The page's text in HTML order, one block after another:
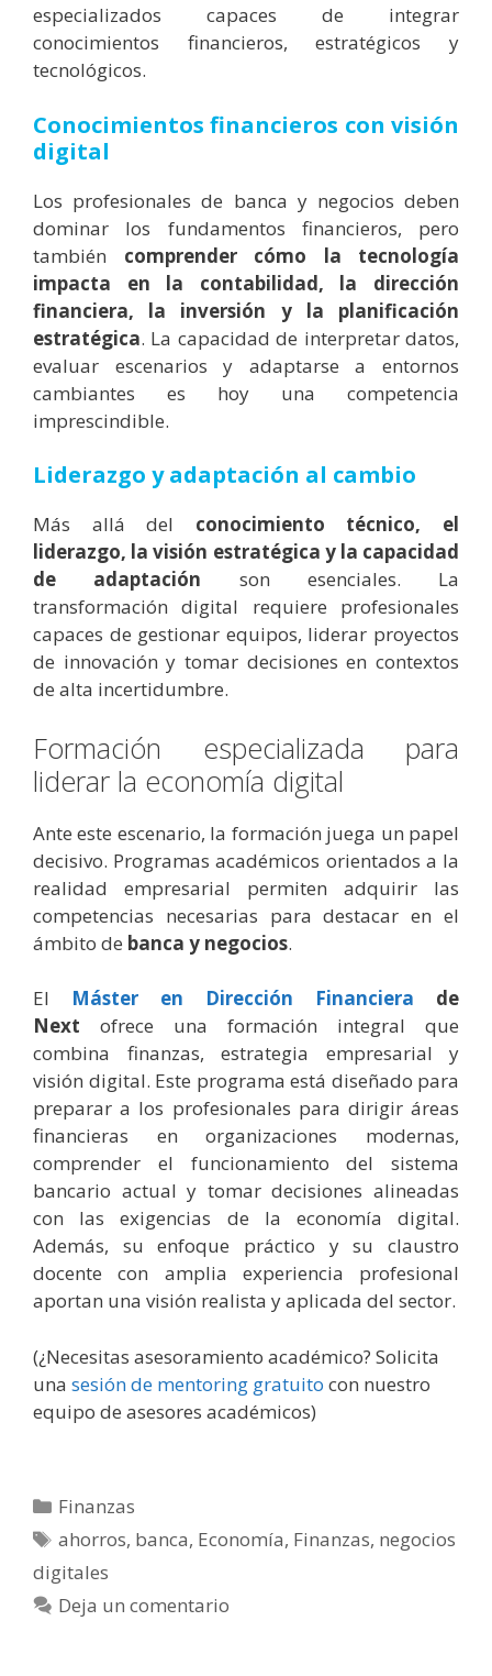
especializados capaces de integrar
conocimientos financieros, estratégicos y
tecnológicos.
Conocimientos financieros con visión
digital
Los profesionales de banca y negocios deben
dominar los fundamentos financieros, pero
también comprender cómo la tecnología
impacta en la contabilidad, la dirección
financiera, la inversión y la planificación
estratégica. La capacidad de interpretar datos,
evaluar escenarios y adaptarse a entornos
cambiantes es hoy una competencia
imprescindible.
Liderazgo y adaptación al cambio
Más allá del conocimiento técnico, el
liderazgo, la visión estratégica y la capacidad
de adaptación son esenciales. La
transformación digital requiere profesionales
capaces de gestionar equipos, liderar proyectos
de innovación y tomar decisiones en contextos
de alta incertidumbre.
Formación especializada para
liderar la economía digital
Ante este escenario, la formación juega un papel
decisivo. Programas académicos orientados a la
realidad empresarial permiten adquirir las
competencias necesarias para destacar en el
ámbito de banca y negocios.
El Máster en Dirección Financiera de
Next ofrece una formación integral que
combina finanzas, estrategia empresarial y
visión digital. Este programa está diseñado para
preparar a los profesionales para dirigir áreas
financieras en organizaciones modernas,
comprender el funcionamiento del sistema
bancario actual y tomar decisiones alineadas
con las exigencias de la economía digital.
Además, su enfoque práctico y su claustro
docente con amplia experiencia profesional
aportan una visión realista y aplicada del sector.
(¿Necesitas asesoramiento académico? Solicita
una sesión de mentoring gratuito con nuestro
equipo de asesores académicos)
Categorías
Finanzas
Etiquetas
ahorros, banca, Economía, Finanzas, negocios
digitales
Deja un comentario